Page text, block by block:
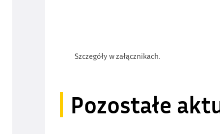
Szczegóły w załącznikach.
Pozostałe